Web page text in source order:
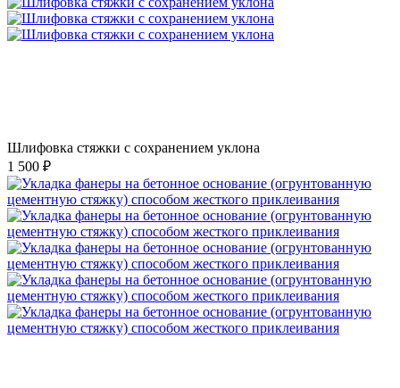
Шлифовка стяжки с сохранением уклона
1 500 ₽